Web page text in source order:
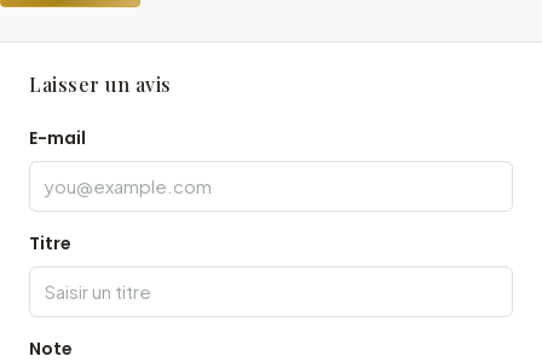
Laisser un avis
E-mail
Titre
Note